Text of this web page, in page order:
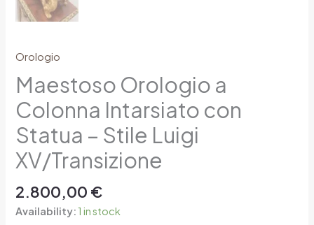
Orologio
Maestoso Orologio a
Colonna Intarsiato con
Statua – Stile Luigi
XV/Transizione
2.800,00 €
Availability:1 in stock